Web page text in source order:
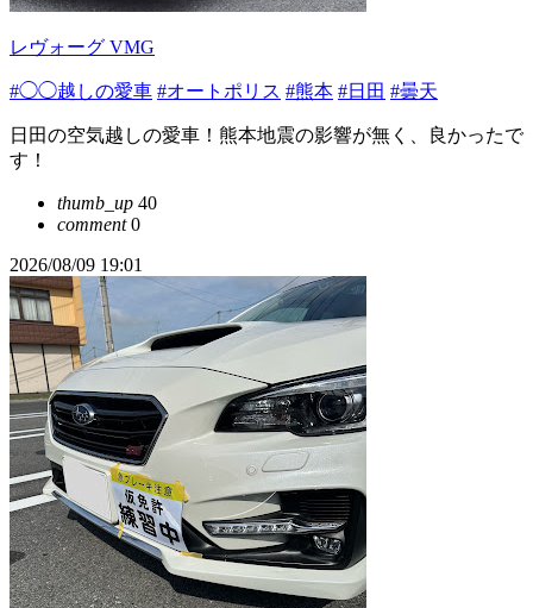
レヴォーグ VMG
#◯◯越しの愛車 #オートポリス #熊本 #日田 #曇天
日田の空気越しの愛車！熊本地震の影響が無く、良かったで
す！
thumb_up 40
comment0
2026/08/09 19:01